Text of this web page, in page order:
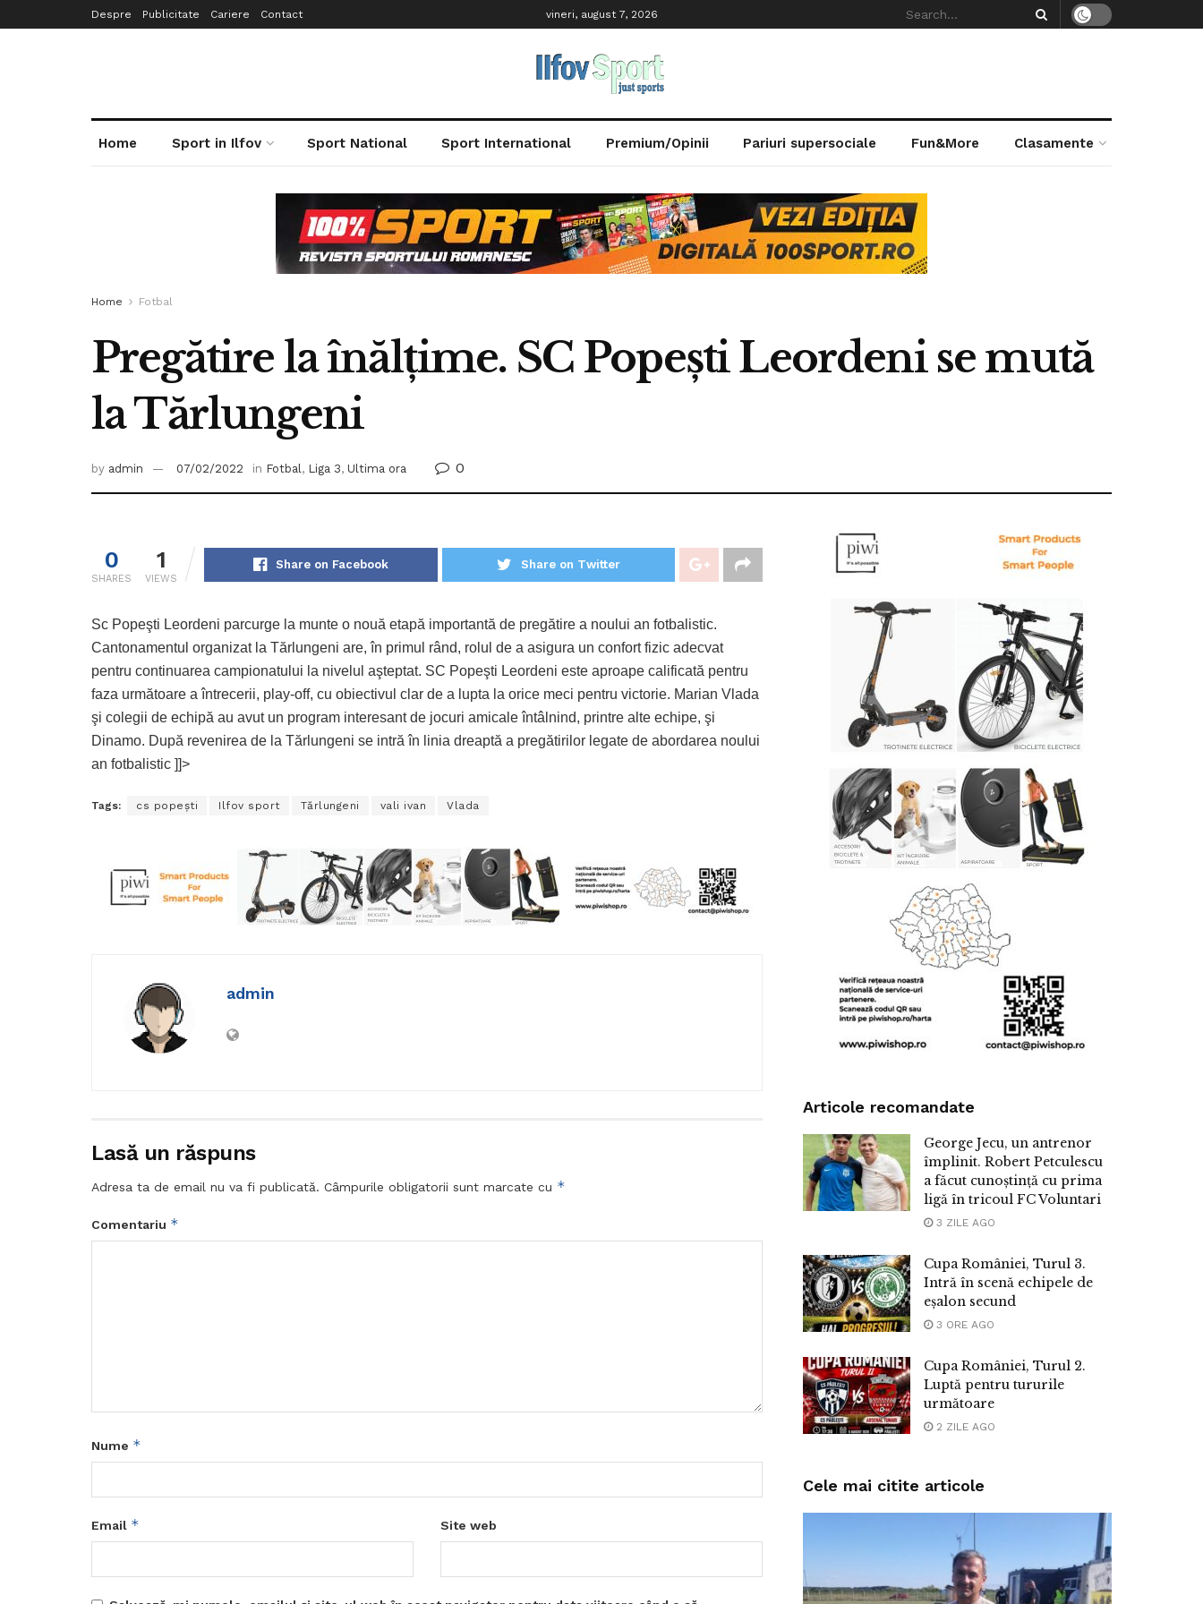
Despre Publicitate Cariere Contact vineri, august 7, 2026
Home Sport in Ilfov Sport National Sport International Premium/Opinii Pariuri supersociale Fun&More Clasamente
Home Fotbal
Pregătire la înălţime. SC Popeşti Leordeni se mută
la Tărlungeni
by admin 07/02/2022 in Fotbal, Liga 3, Ultima ora 0
0
SHARES
1
VIEWS
Share on Facebook Share on Twitter
Sc Popeşti Leordeni parcurge la munte o nouă etapă importantă de pregătire a noului an fotbalistic.
Cantonamentul organizat la Tărlungeni are, în primul rând, rolul de a asigura un confort fizic adecvat
pentru continuarea campionatului la nivelul aşteptat. SC Popeşti Leordeni este aproape calificată pentru
faza următoare a întrecerii, play-off, cu obiectivul clar de a lupta la orice meci pentru victorie. Marian Vlada
şi colegii de echipă au avut un program interesant de jocuri amicale întâlnind, printre alte echipe, şi
Dinamo. După revenirea de la Tărlungeni se intră în linia dreaptă a pregătirilor legate de abordarea noului
an fotbalistic ]]>
Tags: cs popeşti Ilfov sport Tărlungeni vali ivan Vlada
admin
Lasă un răspuns
Adresa ta de email nu va fi publicată. Câmpurile obligatorii sunt marcate cu *
Comentariu *
Nume *
Email * Site web
Articole recomandate
George Jecu, un antrenor
împlinit. Robert Petculescu
a făcut cunoștință cu prima
ligă în tricoul FC Voluntari
3 ZILE AGO
Cupa României, Turul 3.
Intră în scenă echipele de
eșalon secund
3 ORE AGO
Cupa României, Turul 2.
Luptă pentru tururile
următoare
2 ZILE AGO
Cele mai citite articole